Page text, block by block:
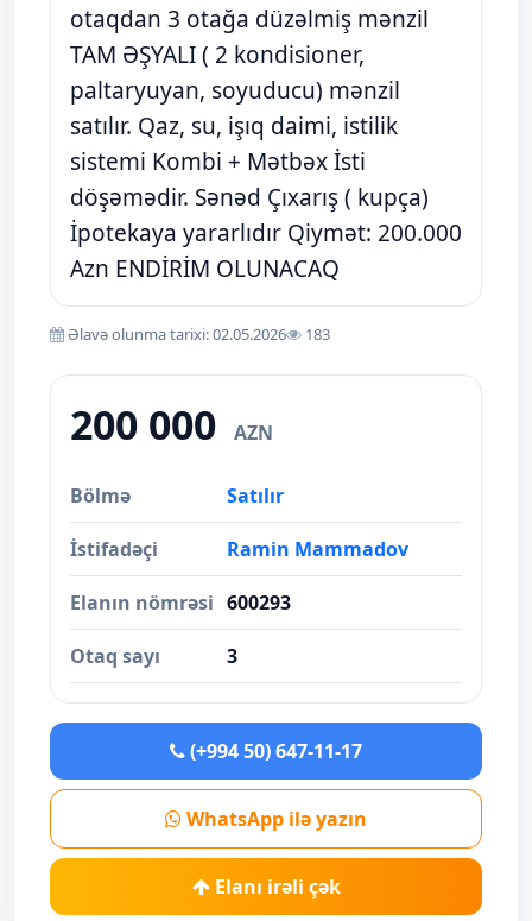
otaqdan 3 otağa düzəlmiş mənzil
TAM ƏŞYALI ( 2 kondisioner,
paltaryuyan, soyuducu) mənzil
satılır. Qaz, su, işıq daimi, istilik
sistemi Kombi + Mətbəx İsti
döşəmədir. Sənəd Çıxarış ( kupça)
İpotekaya yararlıdır Qiymət: 200.000
Azn ENDİRİM OLUNACAQ
Əlavə olunma tarixi: 02.05.2026 183
200 000 AZN
Bölmə Satılır
İstifadəçi Ramin Mammadov
Elanın nömrəsi 600293
Otaq sayı 3
(+994 50) 647-11-17
WhatsApp ilə yazın
Elanı irəli çək